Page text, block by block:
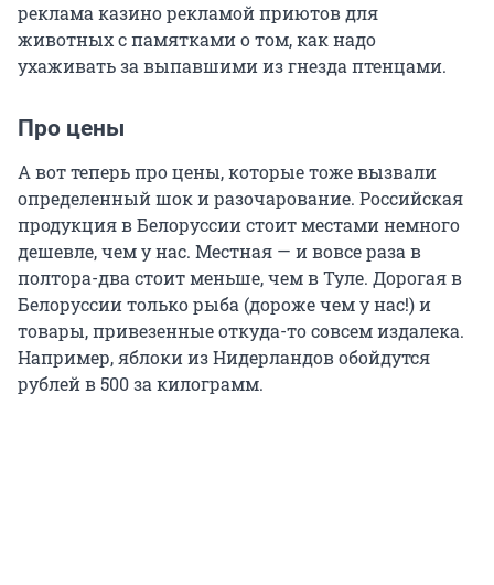
реклама казино рекламой приютов для
животных с памятками о том, как надо
ухаживать за выпавшими из гнезда птенцами.
Про цены
А вот теперь про цены, которые тоже вызвали
определенный шок и разочарование. Российская
продукция в Белоруссии стоит местами немного
дешевле, чем у нас. Местная — и вовсе раза в
полтора-два стоит меньше, чем в Туле. Дорогая в
Белоруссии только рыба (дороже чем у нас!) и
товары, привезенные откуда-то совсем издалека.
Например, яблоки из Нидерландов обойдутся
рублей в 500 за килограмм.